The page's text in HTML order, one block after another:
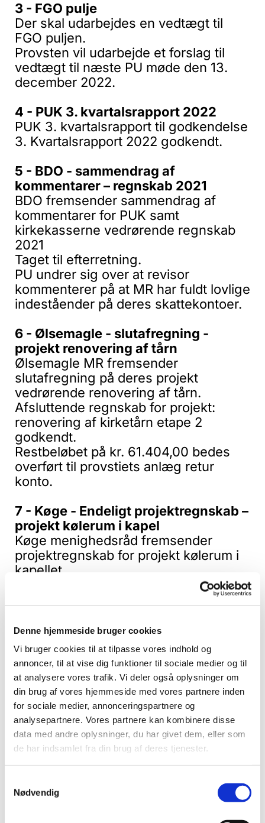
Denne hjemmeside bruger cookies
Vi bruger cookies til at tilpasse vores indhold og
annoncer, til at vise dig funktioner til sociale medier og til
at analysere vores trafik. Vi deler også oplysninger om
din brug af vores hjemmeside med vores partnere inden
for sociale medier, annonceringspartnere og
analysepartnere. Vores partnere kan kombinere disse
data med andre oplysninger, du har givet dem, eller som
de har indsamlet fra din brug af deres tjenester.
Nødvendig
3 - FGO pulje
Der skal udarbejdes en vedtægt til
FGO puljen.
Provsten vil udarbejde et forslag til
vedtægt til næste PU møde den 13.
december 2022.
4 - PUK 3. kvartalsrapport 2022
PUK 3. kvartalsrapport til godkendelse
3. Kvartalsrapport 2022 godkendt.
5 - BDO - sammendrag af
kommentarer – regnskab 2021
BDO fremsender sammendrag af
kommentarer for PUK samt
kirkekasserne vedrørende regnskab
2021
Taget til efterretning.
PU undrer sig over at revisor
kommenterer på at MR har fuldt lovlige
indeståender på deres skattekontoer.
6 - Ølsemagle - slutafregning -
projekt renovering af tårn
Ølsemagle MR fremsender
slutafregning på deres projekt
vedrørende renovering af tårn.
Afsluttende regnskab for projekt:
renovering af kirketårn etape 2
godkendt.
Restbeløbet på kr. 61.404,00 bedes
overført til provstiets anlæg retur
konto.
7 - Køge - Endeligt projektregnskab –
projekt kølerum i kapel
Køge menighedsråd fremsender
projektregnskab for projekt kølerum i
kapellet
fremsendte mangler der en faktura.
Menighedsrådet bedes fremsende
samtlige bilag og lave et nyt
projektregnskab der stemmer i forhold
til de modtagne fakturaer.
8 - Ejby - godkendelse - projekt
renovering af kirkedør
Stiftet fremsender godkendelse af
projekt renovering af Ejby kirkes
Stiftets godkendelse forelagt.